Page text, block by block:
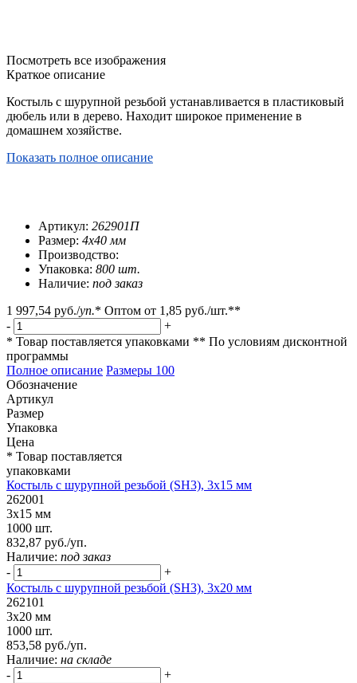
Посмотреть все изображения
Краткое описание
Костыль с шурупной резьбой устанавливается в пластиковый
дюбель или в дерево. Находит широкое применение в
домашнем хозяйстве.
Показать полное описание
Артикул: 262901П
Размер: 4х40 мм
Производство:
Упаковка: 800 шт.
Наличие: под заказ
1 997,54 руб./уп.* Оптом от 1,85 руб./шт.**
-
+
* Товар поставляется упаковками ** По условиям дисконтной
программы
Полное описание Размеры 100
Обозначение
Артикул
Размер
Упаковка
Цена
* Товар поставляется
упаковками
Костыль с шурупной резьбой (SH3), 3х15 мм
262001
3х15 мм
1000 шт.
832,87 руб./уп.
Наличие: под заказ
-
+
Костыль с шурупной резьбой (SH3), 3х20 мм
262101
3х20 мм
1000 шт.
853,58 руб./уп.
Наличие: на складе
-
+